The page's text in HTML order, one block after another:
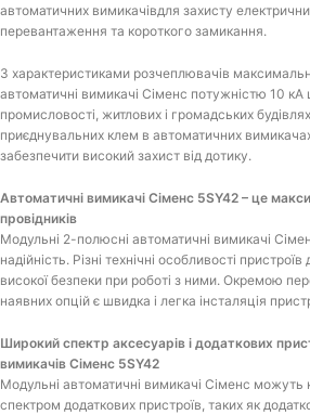
автоматичних вимикачівдля захисту
перевантаження та короткого замикання.
З характеристиками розчеплювачів
автоматичні вимикачі Сіменс потужністю 10
промисловості, житлових і громадських
приєднувальних клем в автоматичних
забезпечити високий захист від дотику.
Автоматичні вимикачі Сіменс 5SY42 – це
провідників
Модульні 2-полюсні автоматичні вимикачі
надійність. Різні технічні особливості
високої безпеки при роботі з ними. Окремою
наявних опцій є швидка і легка інсталяція
Широкий спектр аксесуарів і додаткових
вимикачів Сіменс 5SY42
Модульні автоматичні вимикачі Сіменс можуть
спектром додаткових пристроїв, таких як